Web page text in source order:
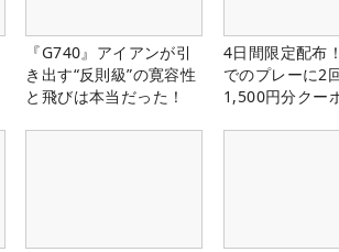
『G740』アイアンが引
き出す“反則級”の寛容性
と飛びは本当だった！
4日間限定配布
でのプレーに2
1,500円分クー